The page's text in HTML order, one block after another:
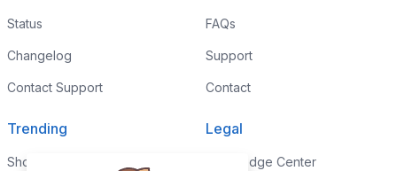
Status
Changelog
Contact Support
FAQs
Support
Contact
Trending
Shop
Legal
Knowledge Center